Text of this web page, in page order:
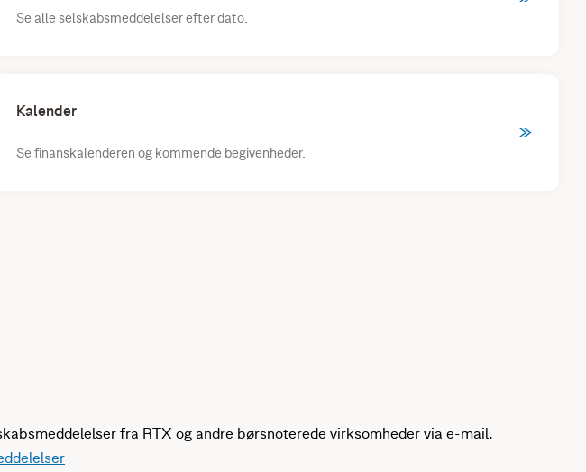
Se alle selskabsmeddelelser efter dato.
Kalender
Se finanskalenderen og kommende begivenheder.
fra RTX og andre børsnoterede virksomheder via e-mail.